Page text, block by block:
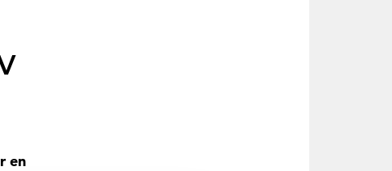
en